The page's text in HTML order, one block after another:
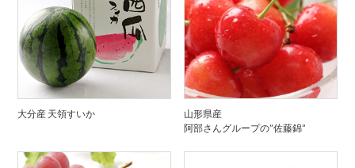
大分産 天領すいか
山形県産
阿部さんグループの”佐藤錦”